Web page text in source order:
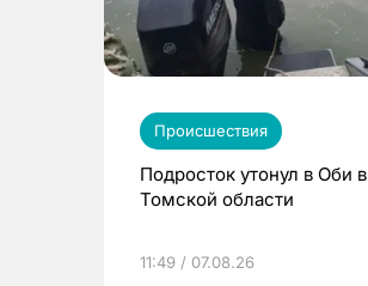
Происшествия
Подросток утонул в Оби в
Томской области
11:49 / 07.08.26